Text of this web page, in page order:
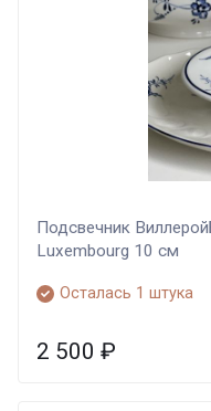
Подсвечник
Luxembourg 10 см
Осталась 1 штука
2 500 ₽